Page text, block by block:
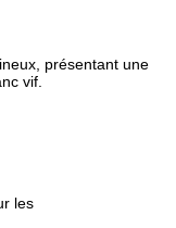
présentant une
vif.
les